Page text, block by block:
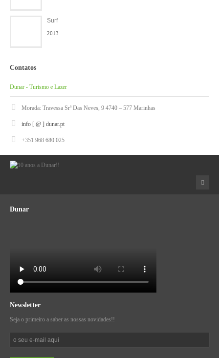
Surf
2013
Contatos
Dunar - Turismo e Lazer
Morada: Travessa Srª Das Neves, 9 4740 – 577 Marinhas
info [ @ ] dunar.pt
+351 968 680 025
Dunar
Newsletter
Seja o primeiro a saber as nossas novidades!!